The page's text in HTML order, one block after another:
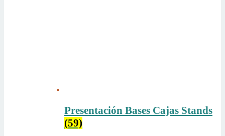
Presentación Bases Cajas Stands
(59)